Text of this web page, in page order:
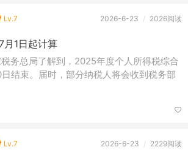
Lv.7 2026-6-23 / 2026阅读
月1日起计算
务总局了解到，2025年度个人所得税综合
结束。届时，部分纳税人将会收到税务部
Lv.7 2026-6-23 / 2229阅读